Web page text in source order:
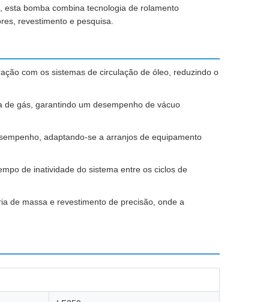
esta bomba combina tecnologia de rolamento
revestimento e pesquisa.
com os sistemas de circulação de óleo, reduzindo o
gás, garantindo um desempenho de vácuo
adaptando-se a arranjos de equipamento
de inatividade do sistema entre os ciclos de
de massa e revestimento de precisão, onde a